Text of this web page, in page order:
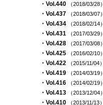
・Vol.440 （2018/03/28）
・Vol.437 （2018/03/07）
・Vol.434 （2018/02/14）
・Vol.431 （2017/03/29）
・Vol.428 （2017/03/08）
・Vol.425 （2016/02/10）
・Vol.422 （2015/11/04）
・Vol.419 （2014/03/19）
・Vol.416 （2014/02/19）
・Vol.413 （2013/12/04）
・Vol.410 （2013/11/13）